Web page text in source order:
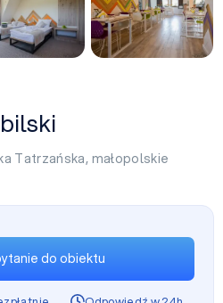
Tatrzańska, małopolskie
do obiektu